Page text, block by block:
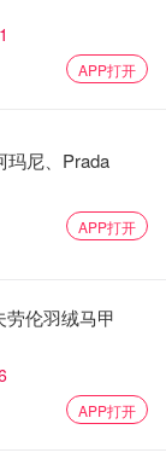
APP打开
玛尼、Prada
APP打开
伦羽绒马甲
APP打开